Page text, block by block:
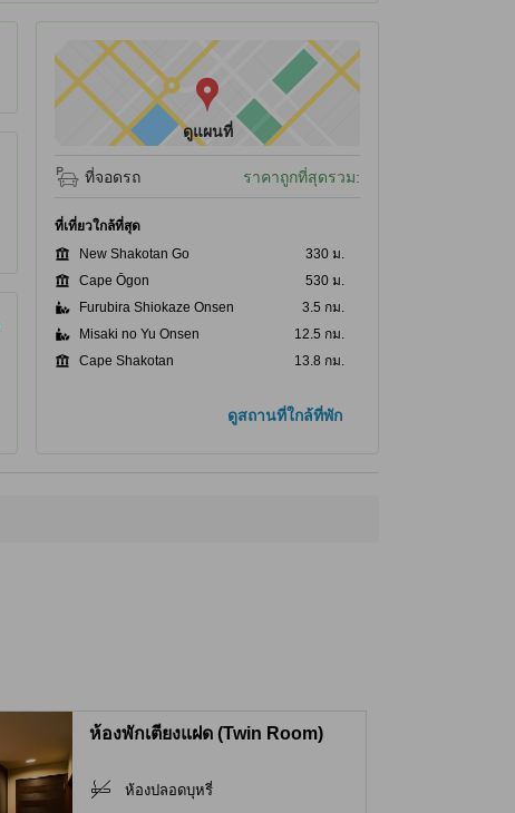
ดูแผนที่
ที่จอดรถ ราคาถูกที่สุดรวม:
ที่เที่ยวใกล้ที่สุด
New Shakotan Go
330 ม.
Cape Ōgon
530 ม.
Furubira Shiokaze Onsen
3.5 กม.
Misaki no Yu Onsen
12.5 กม.
Cape Shakotan
13.8 กม.
ดูสถานที่ใกล้ที่พัก
ห้องพักเตียงแฝด (Twin Room)
ห้องปลอดบุหรี่